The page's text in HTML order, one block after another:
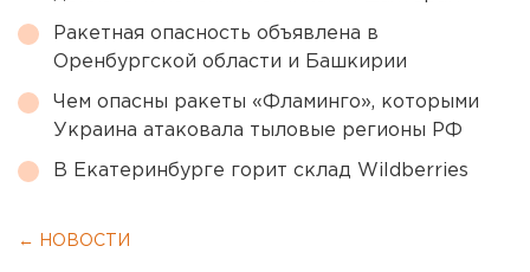
Ракетная опасность объявлена в
Оренбургской области и Башкирии
Чем опасны ракеты «Фламинго», которыми
Украина атаковала тыловые регионы РФ
В Екатеринбурге горит склад Wildberries
← НОВОСТИ